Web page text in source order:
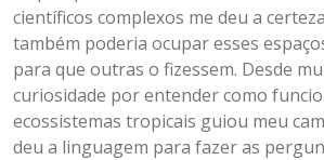
científicos complexos me deu a
também poderia ocupar esses
para que outras o fizessem. Desde
curiosidade por entender como
ecossistemas tropicais guiou meu
deu a linguagem para fazer as